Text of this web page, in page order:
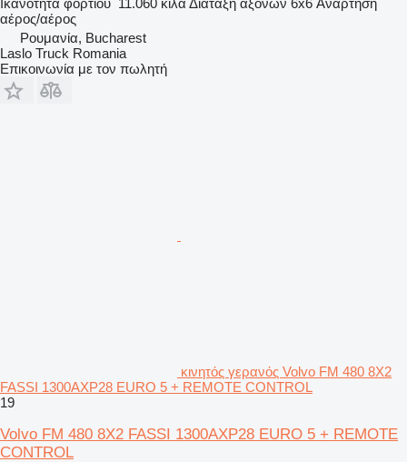
αέρος/αέρος
Ρουμανία, Bucharest
Laslo Truck Romania
Επικοινωνία με τον πωλητή
κινητός γερανός Volvo FM 480 8X2
FASSI 1300AXP28 EURO 5 + REMOTE CONTROL
19
Volvo FM 480 8X2 FASSI 1300AXP28 EURO 5 + REMOTE
CONTROL